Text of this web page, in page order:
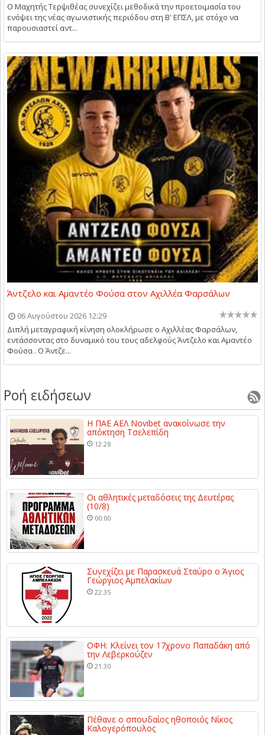
Ο Μαχητής Τερψιθέας συνεχίζει μεθοδικά την προετοιμασία του
ενόψει της νέας αγωνιστικής περιόδου στη Β' ΕΠΣΛ, με στόχο να
παρουσιαστεί αντ...
Άντζελο και Αμαντέο Φούσα στον Αχιλλέα Φαρσάλων
06 Αυγούστου 2026 12:29
Διπλή μεταγραφική κίνηση ολοκλήρωσε ο Αχιλλέας Φαρσάλων,
εντάσσοντας στο δυναμικό του τους αδελφούς Άντζελο και Αμαντέο
Φούσα . Ο Άντζε...
Ροή ειδήσεων
Η ΠΑΕ ΑΕΛ Novibet ανακοίνωσε την
απόκτηση Τσελεπίδη
12:28
Οι αθλητικές μεταδόσεις της Δευτέρας
(10/8)
00:00
Συνεχίζει με Παρασκευά Σταύρο ο Άγιος
Γεώργιος Αμπελακίων
22:35
ΟΦΗ: Κλείνει τον 17χρονο Παπαδάκη από
την Λεβερκούζεν
21:30
Πέθανε ο σπουδαίος ηθοποιός Νίκος
Καλογερόπουλος